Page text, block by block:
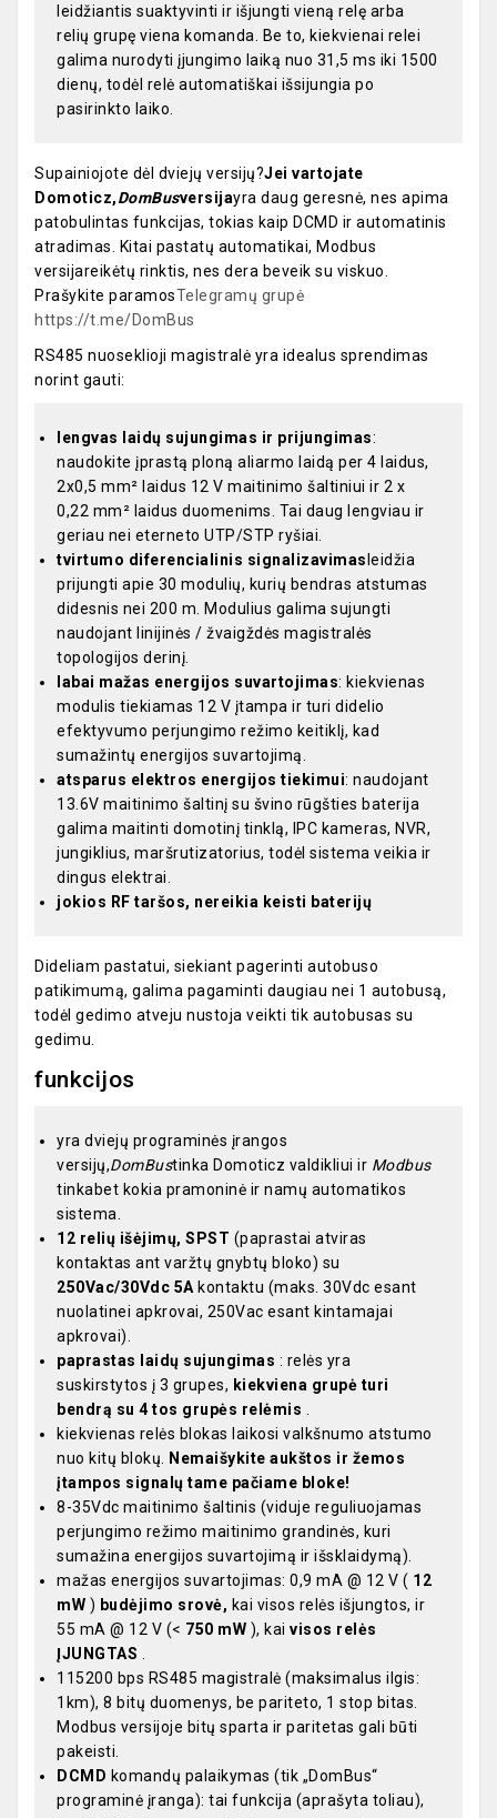
leidžiantis suaktyvinti ir išjungti vieną relę arba
relių grupę viena komanda. Be to, kiekvienai relei
galima nurodyti įjungimo laiką nuo 31,5 ms iki 1500
dienų, todėl relė automatiškai išsijungia po
pasirinkto laiko.
Supainiojote dėl dviejų versijų?Jei vartojate
Domoticz,DomBusversijayra daug geresnė, nes apima
patobulintas funkcijas, tokias kaip DCMD ir automatinis
atradimas. Kitai pastatų automatikai, Modbus
versijareikėtų rinktis, nes dera beveik su viskuo.
Prašykite paramosTelegramų grupė
https://t.me/DomBus
RS485 nuoseklioji magistralė yra idealus sprendimas
norint gauti:
lengvas laidų sujungimas ir prijungimas:
naudokite įprastą ploną aliarmo laidą per 4 laidus,
2x0,5 mm² laidus 12 V maitinimo šaltiniui ir 2 x
0,22 mm² laidus duomenims. Tai daug lengviau ir
geriau nei eterneto UTP/STP ryšiai.
tvirtumo diferencialinis signalizavimas leidžia
prijungti apie 30 modulių, kurių bendras atstumas
didesnis nei 200 m. Modulius galima sujungti
naudojant linijinės / žvaigždės magistralės
topologijos derinį.
labai mažas energijos suvartojimas: kiekvienas
modulis tiekiamas 12 V įtampa ir turi didelio
efektyvumo perjungimo režimo keitiklį, kad
sumažintų energijos suvartojimą.
atsparus elektros energijos tiekimui: naudojant
13.6V maitinimo šaltinį su švino rūgšties baterija
galima maitinti domotinį tinklą, IPC kameras, NVR,
jungiklius, maršrutizatorius, todėl sistema veikia ir
dingus elektrai.
jokios RF taršos, nereikia keisti baterijų
Dideliam pastatui, siekiant pagerinti autobuso
patikimumą, galima pagaminti daugiau nei 1 autobusą,
todėl gedimo atveju nustoja veikti tik autobusas su
gedimu.
funkcijos
yra dviejų programinės įrangos
versijų,DomBustinka Domoticz valdikliui ir Modbus
tinkabet kokia pramoninė ir namų automatikos
sistema.
12 relių išėjimų, SPST (paprastai atviras
kontaktas ant varžtų gnybtų bloko) su
250Vac/30Vdc 5Akontaktu (maks. 30Vdc esant
nuolatinei apkrovai, 250Vac esant kintamajai
apkrovai).
paprastas laidų sujungimas : relės yra
suskirstytos į 3 grupes, kiekviena grupė turi
bendrą su 4 tos grupės relėmis .
kiekvienas relės blokas laikosi valkšnumo atstumo
nuo kitų blokų. Nemaišykite aukštos ir žemos
įtampos signalų tame pačiame bloke!
8-35Vdc maitinimo šaltinis (viduje reguliuojamas
perjungimo režimo maitinimo grandinės, kuri
sumažina energijos suvartojimą ir išsklaidymą).
mažas energijos suvartojimas: 0,9 mA @ 12 V ( 12
mW ) budėjimo srovė, kai visos relės išjungtos, ir
55 mA @ 12 V (< 750 mW ), kai visos relės
ĮJUNGTAS .
115200 bps RS485 magistralė (maksimalus ilgis:
1km), 8 bitų duomenys, be pariteto, 1 stop bitas.
Modbus versijoje bitų sparta ir paritetas gali būti
pakeisti.
DCMD komandų palaikymas (tik „DomBus“
programinė įranga): tai funkcija (aprašyta toliau),